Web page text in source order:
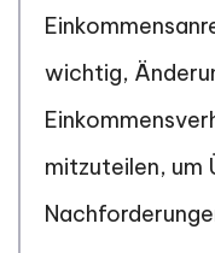
wichtig,
mitzuteilen, um